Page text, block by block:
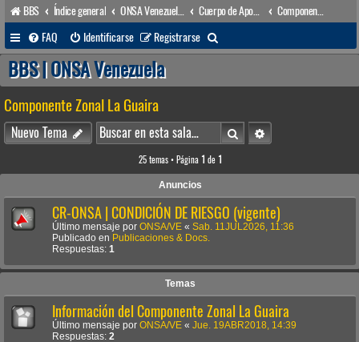
BBS Índice general
FAQ
Identificarse Registrarse
u
a
r
BBS | ONSA Venezuela
Componente Zonal La Guaira
Nuevo Tema BuscarBúsqueda avanzada
25 temas • Página 1 de 1
Anuncios
CR-ONSA | CONDICIÓN DE RIESGO (vigente)
Último mensaje por ONSA/VE « Sab. 11JUL2026, 11:36
Publicado en Publicaciones & Docs.
Respuestas: 1
Temas
Información del Componente Zonal La Guaira
Último mensaje por ONSA/VE « Jue. 19ABR2018, 14:39
Respuestas: 2